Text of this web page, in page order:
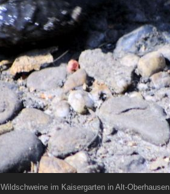
Wildschweine im Kaisergarten in Alt-Oberhausen